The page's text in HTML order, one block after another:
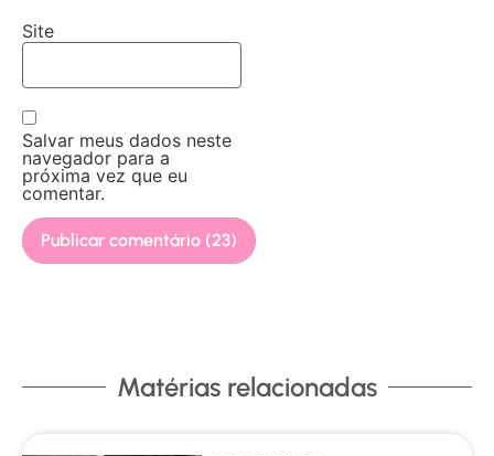
Site
Salvar meus dados neste
navegador para a
próxima vez que eu
comentar.
Matérias relacionadas